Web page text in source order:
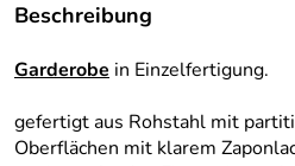
Beschreibung
Garderobe in Einzelfertigung.
gefertigt aus Rohstahl mit
Oberflächen mit klarem